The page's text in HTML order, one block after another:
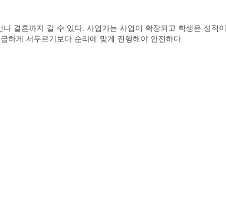
결혼까지 갈 수 있다. 사업가는 사업이 확장되고 학생은 성적이
하게 서두르기보다 순리에 맞게 진행해야 안전하다.